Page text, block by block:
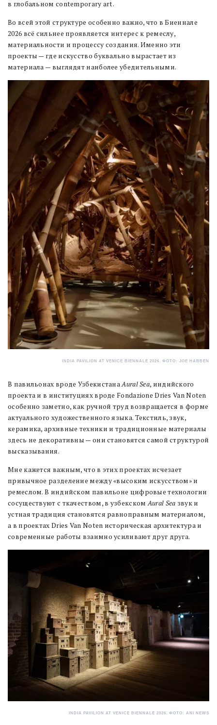
в глобальном contemporary art.
Во всей этой структуре особенно важно, что в Биеннале
2026 всё сильнее проявляется интерес к ремеслу,
материальности и процессу создания. Именно эти
проекты — где искусство буквально вырастает из
материала — выглядят наиболее убедительными.
INDIA PAVILION AT VENICE BIENNALE 2026. ФОТО: JOE HABBEN
В павильонах вроде УзбекистанаAural Sea, индийского
проекта и в институциях вроде Fondazione Dries Van Noten
особенно заметно, как ручной труд возвращается в форме
актуального художественного языка. Текстиль, звук,
керамика, архивные техники и традиционные материалы
здесь не декоративны — они становятся самой структурой
высказывания.
Мне кажется важным, что в этих проектах исчезает
привычное разделение между «высоким искусством» и
ремеслом. В индийском павильоне цифровые технологии
сосуществуют с ткачеством, в узбекскомAural Sea звук и
устная традиция становятся равноправным материалом,
а в проектах Dries Van Noten историческая архитектура и
современные работы взаимно усиливают друг друга.
INDIA PAVILION AT VENICE BIENNALE 2026. ФОТО: ANI NEWS